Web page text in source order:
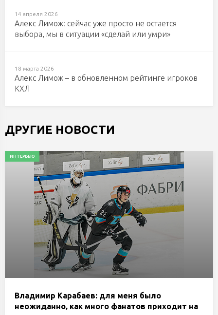
14 апреля 2026
Алекс Лимож: сейчас уже просто не остается
выбора, мы в ситуации «сделай или умри»
18 марта 2026
Алекс Лимож – в обновленном рейтинге игроков
КХЛ
ДРУГИЕ НОВОСТИ
ИНТЕРВЬЮ
Владимир Карабаев: для меня было
неожиданно, как много фанатов приходит на